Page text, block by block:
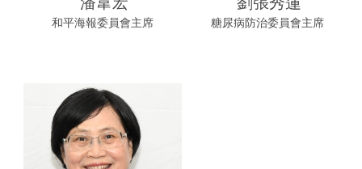
潘韋宏
和平海報委員會主席
劉張秀蓮
糖尿病防治委員會主席